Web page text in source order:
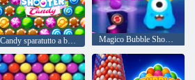
Candy sparatutto a bolle Magico Bubble Shooter